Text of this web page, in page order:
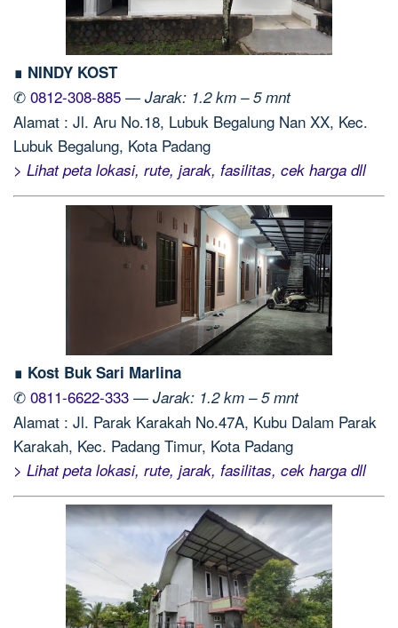
∎ NINDY KOST
✆ 0812-308-885 — Jarak: 1.2 km – 5 mnt
Alamat : Jl. Aru No.18, Lubuk Begalung Nan XX, Kec.
Lubuk Begalung, Kota Padang
> Lihat peta lokasi, rute, jarak, fasilitas, cek harga dll
∎ Kost Buk Sari Marlina
✆ 0811-6622-333 — Jarak: 1.2 km – 5 mnt
Alamat : Jl. Parak Karakah No.47A, Kubu Dalam Parak
Karakah, Kec. Padang Timur, Kota Padang
> Lihat peta lokasi, rute, jarak, fasilitas, cek harga dll